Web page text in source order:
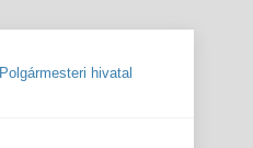
Polgármesteri hivatal